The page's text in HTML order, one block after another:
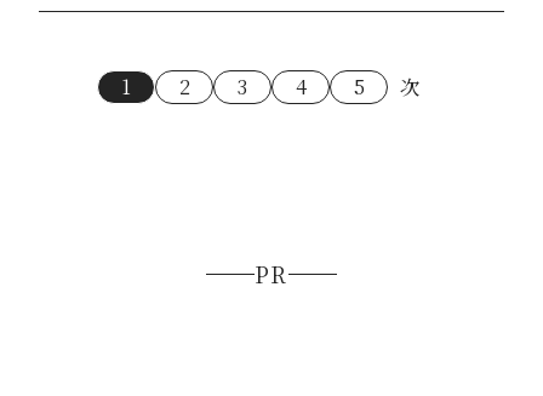
1 2 3 4 5 次
PR